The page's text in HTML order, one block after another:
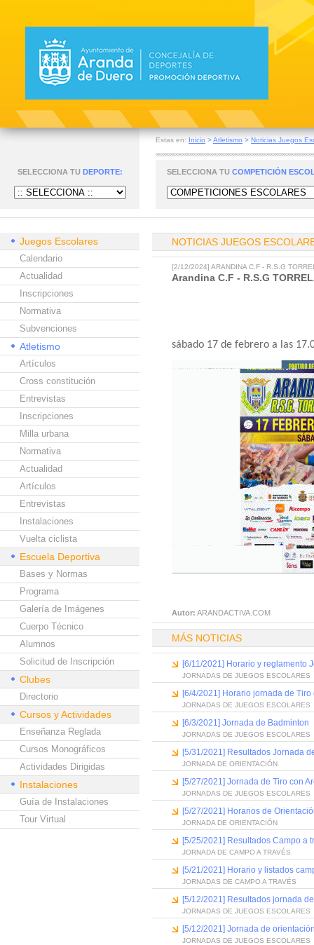
Estas en: Inicio >Atletismo > Noticias Juegos
SELECCIONA TU DEPORTE: SELECCIONA TU COMPETICIÓN
Juegos Escolares
Calendario
Actualidad
Inscripciones
Normativa
Subvenciones
Atletismo
Artículos
Cross constitución
Entrevistas
Inscripciones
Milla urbana
Normativa
Actualidad
Artículos
Entrevistas
Instalaciones
Vuelta ciclista
Escuela Deportiva
Bases y Normas
Programa
Galería de Imágenes
Cuerpo Técnico
Alumnos
Solicitud de Inscripción
Clubes
Directorio
Cursos y Actividades
Enseñanza Reglada
Cursos Monográficos
Actividades Dirigidas
Instalaciones
Guía de Instalaciones
Tour Virtual
NOTICIAS JUEGOS
[2/12/2024] ARANDINA C.F - R.S.G
Arandina C.F - R.S.G
sábado 17 de febrero a las
Autor: ARANDACTIVA.COM
MÁS NOTICIAS
[6/11/2021] Horario y reglamento
JORNADAS DE JUEGOS ESCOLARES
[6/4/2021] Horario jornada de Tiro
JORNADAS DE JUEGOS ESCOLARES
[6/3/2021] Jornada de Badminton
JORNADAS DE JUEGOS ESCOLARES
[5/31/2021] Resultados Jornada
JORNADA DE ORIENTACIÓN
[5/27/2021] Jornada de Tiro con
JORNADAS DE JUEGOS ESCOLARES
[5/27/2021] Horarios de
JORNADA DE ORIENTACIÓN
[5/25/2021] Resultados Campo a
JORNADA DE CAMPO A TRAVÉS
[5/21/2021] Horario y listados
JORNADAS DE CAMPO A TRAVÉS
[5/12/2021] Resultados jornada
JORNADAS DE JUEGOS ESCOLARES
[5/12/2021] Jornada de
JORNADAS DE JUEGOS ESCOLARES